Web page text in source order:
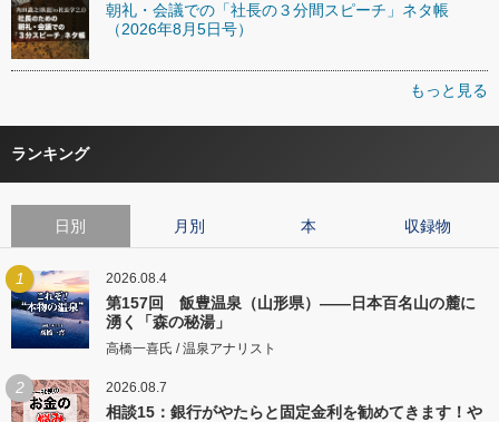
朝礼・会議での「社長の３分間スピーチ」ネタ帳
（2026年8月5日号）
もっと見る
ランキング
日別 月別 本 収録物
1 2026.08.4
第157回 飯豊温泉（山形県）――日本百名山の麓に
湧く「森の秘湯」
高橋一喜氏 / 温泉アナリスト
2 2026.08.7
相談15：銀行がやたらと固定金利を勧めてきます！や